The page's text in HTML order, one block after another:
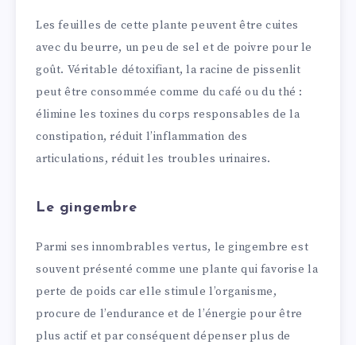
Les feuilles de cette plante peuvent être cuites
avec du beurre, un peu de sel et de poivre pour le
goût. Véritable détoxifiant, la racine de pissenlit
peut être consommée comme du café ou du thé :
élimine les toxines du corps responsables de la
constipation, réduit l’inflammation des
articulations, réduit les troubles urinaires.
Le gingembre
Parmi ses innombrables vertus, le gingembre est
souvent présenté comme une plante qui favorise la
perte de poids car elle stimule l’organisme,
procure de l’endurance et de l’énergie pour être
plus actif et par conséquent dépenser plus de